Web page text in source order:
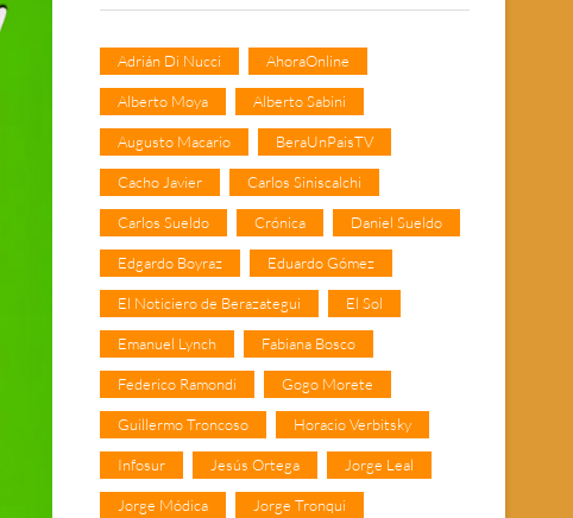
Adrián Di Nucci AhoraOnline
Alberto Moya Alberto Sabini
Augusto Macario BeraUnPaisTV
Cacho Javier Carlos Siniscalchi
Carlos Sueldo Crónica Daniel Sueldo
Edgardo Boyraz Eduardo Gómez
El Noticiero de Berazategui El Sol
Emanuel Lynch Fabiana Bosco
Federico Ramondi Gogo Morete
Guillermo Troncoso Horacio Verbitsky
Infosur Jesús Ortega Jorge Leal
Jorge Módica Jorge Tronqui